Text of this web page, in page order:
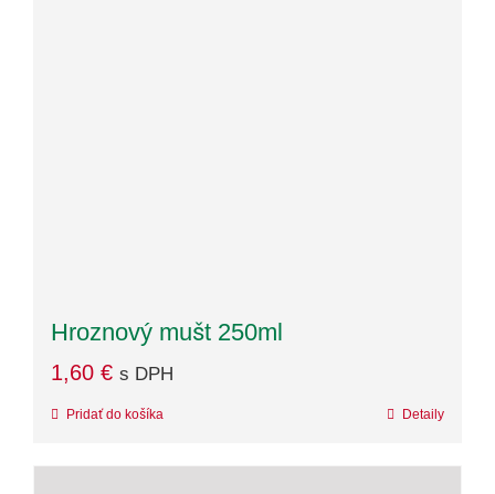
Hroznový mušt 250ml
1,60 € s DPH
Pridať do košíka Detaily